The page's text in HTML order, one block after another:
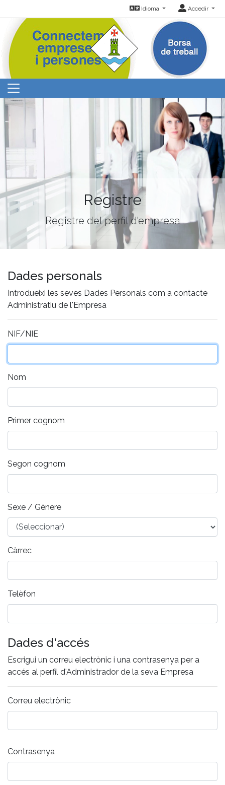
Idioma Accedir
Registre
Registre del perfil d'empresa
Dades personals
Introdueixi les seves Dades Personals com a contacte
Administratiu de l'Empresa
NIF/NIE
Nom
Primer cognom
Segon cognom
Sexe / Gènere
Càrrec
Telèfon
Dades d'accés
Escrigui un correu electrònic i una contrasenya per a
accés al perfil d'Administrador de la seva Empresa
Correu electrònic
Contrasenya